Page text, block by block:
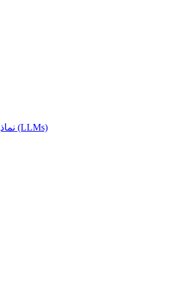
نماذج اللغة الكبيرة (LLMs)